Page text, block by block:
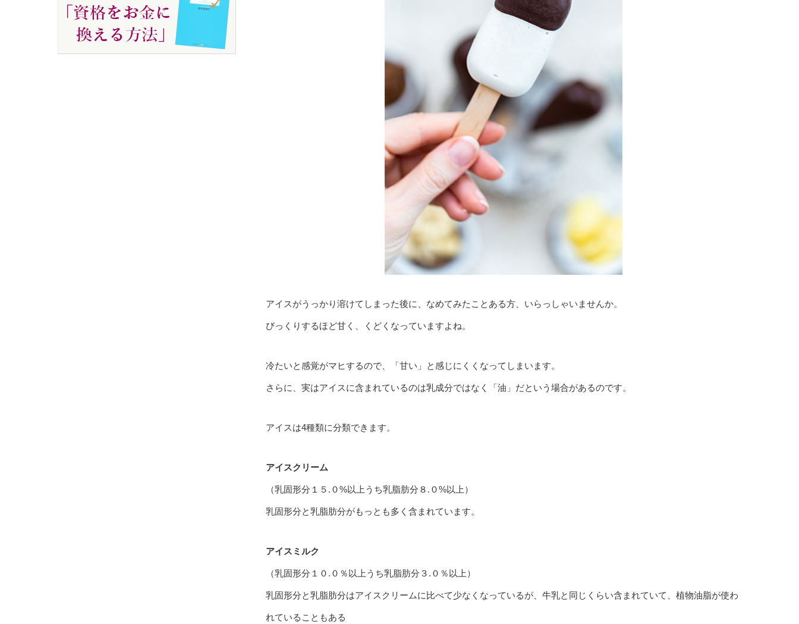
アイスがうっかり溶けてしまった後に、なめてみたことある方、いらっしゃいませんか。
びっくりするほど甘く、くどくなっていますよね。
冷たいと感覚がマヒするので、「甘い」と感じにくくなってしまいます。
さらに、実はアイスに含まれているのは乳成分ではなく「油」だという場合があるのです。
アイスは4種類に分類できます。
アイスクリーム
（乳固形分１５.０%以上うち乳脂肪分８.０%以上）
乳固形分と乳脂肪分がもっとも多く含まれています。
アイスミルク
（乳固形分１０.０％以上うち乳脂肪分３.０％以上）
乳固形分と乳脂肪分はアイスクリームに比べて少なくなっているが、牛乳と同じくらい含まれていて、植物油脂が使わ
れていることもある